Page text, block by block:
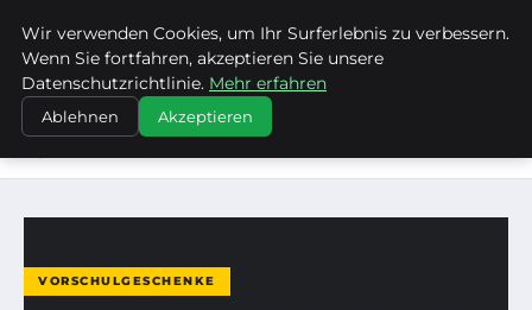
FRAUSUVI.DE
STARTSEITE
VORSCHULGESCHENKE
VORSCHULGESCHENKE, DIE SPASS UND LERNEN K
VORSCHULGESCHENKE
Wir verwenden Cookies, um Ihr Surferlebnis zu verbessern.
Wenn Sie fortfahren, akzeptieren Sie unsere
Datenschutzrichtlinie. Mehr erfahren
Ablehnen Akzeptieren